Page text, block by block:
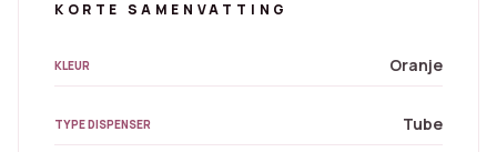
KORTE SAMENVATTING
KLEUR Oranje
TYPE DISPENSER Tube